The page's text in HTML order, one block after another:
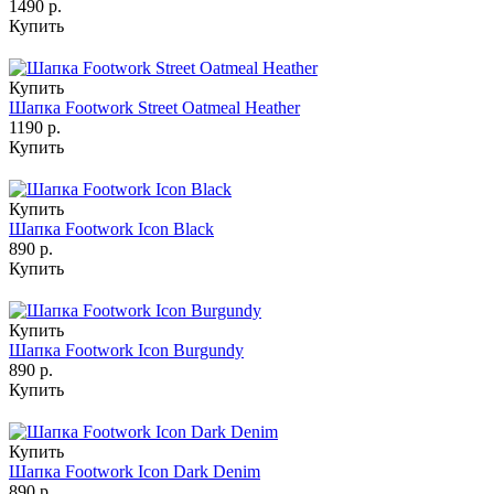
1490 р.
Купить
Купить
Шапка Footwork Street Oatmeal Heather
1190 р.
Купить
Купить
Шапка Footwork Icon Black
890 р.
Купить
Купить
Шапка Footwork Icon Burgundy
890 р.
Купить
Купить
Шапка Footwork Icon Dark Denim